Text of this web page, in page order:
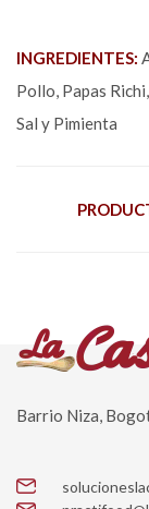
INGREDIENTES:
Pollo, Papas
Sal y Pimienta
Barrio Niza,